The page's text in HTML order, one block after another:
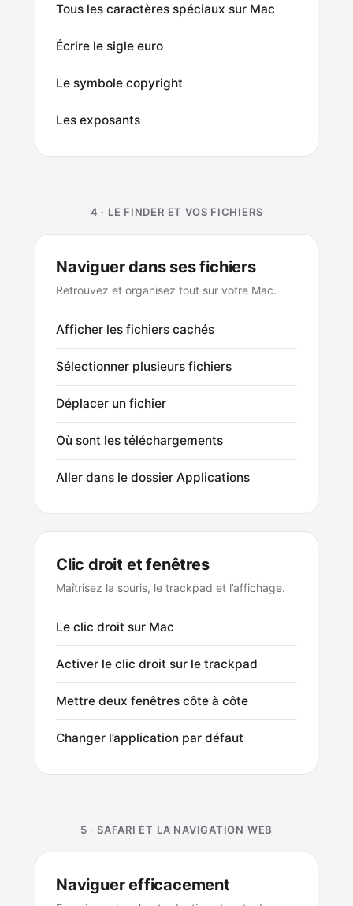
Tous les caractères spéciaux sur Mac
Écrire le sigle euro
Le symbole copyright
Les exposants
4 · LE FINDER ET VOS FICHIERS
Naviguer dans ses fichiers
Retrouvez et organisez tout sur votre Mac.
Afficher les fichiers cachés
Sélectionner plusieurs fichiers
Déplacer un fichier
Où sont les téléchargements
Aller dans le dossier Applications
Clic droit et fenêtres
Maîtrisez la souris, le trackpad et l’affichage.
Le clic droit sur Mac
Activer le clic droit sur le trackpad
Mettre deux fenêtres côte à côte
Changer l’application par défaut
5 · SAFARI ET LA NAVIGATION WEB
Naviguer efficacement